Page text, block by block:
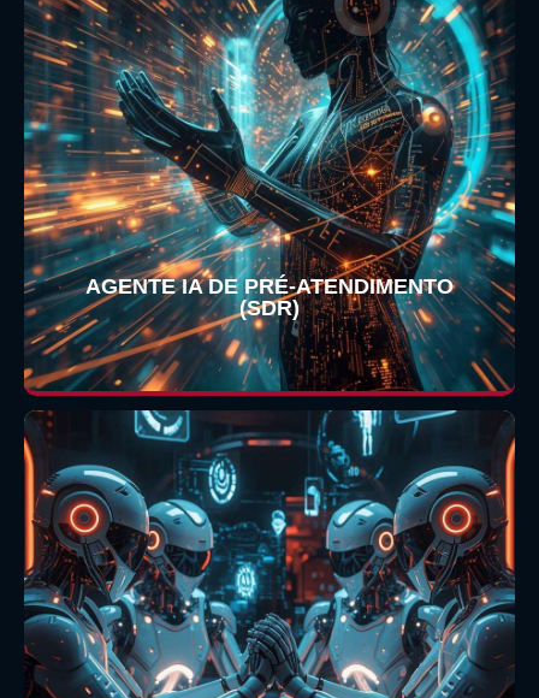
AGENTE IA DE PRÉ-ATENDIMENTO
(SDR)